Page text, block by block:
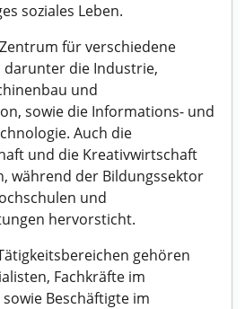
soziales Leben.
für verschiedene
die Industrie,
und
sowie die Informations- und
Auch die
und die Kreativwirtschaft
während der Bildungssektor
und
hervorsticht.
gehören
Fachkräfte im
Beschäftigte im